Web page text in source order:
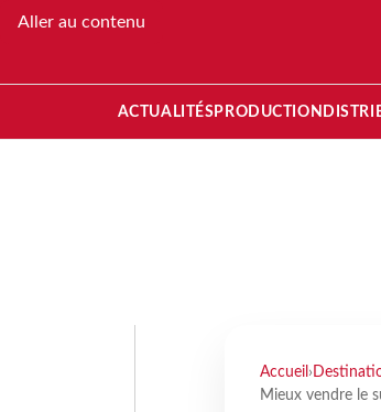
Aller au contenu
ACTUALITÉS PRODUCTION
Accueil ›
Mieux vendre le